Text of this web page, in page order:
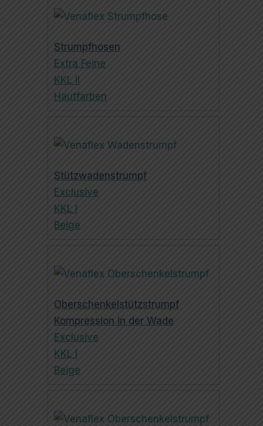
Strumpfhosen
Extra Feine
KKL II
Hautfarben
Stützwadenstrumpf
Exclusive
KKL I
Beige
Oberschenkelstützstrumpf
Kompression in der Wade
Exclusive
KKL I
Beige